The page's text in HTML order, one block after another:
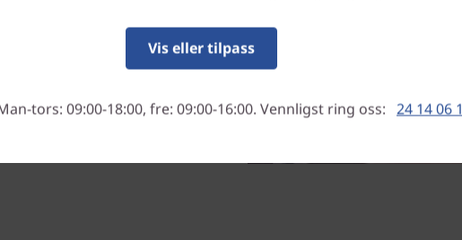
prosessorer. På lange
påslått, time etter time.
Vis eller tilpass
tors: 09:00-18:00, fre: 09:00-16:00. Vennligst ring oss: 24 14 06